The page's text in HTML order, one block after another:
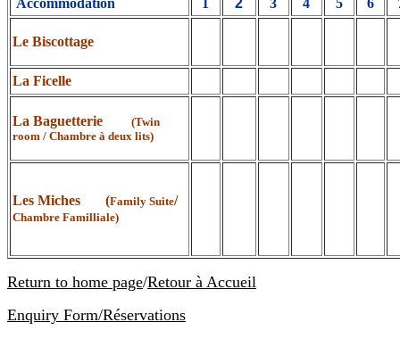
Le Biscottage
La Ficelle
La Baguetterie
(Twin
room / Chambre à deux lits)
Les Miches (Family Suite/
Chambre Familliale)
Return to home page/Retour à Accueil
Enquiry Form/Réservations